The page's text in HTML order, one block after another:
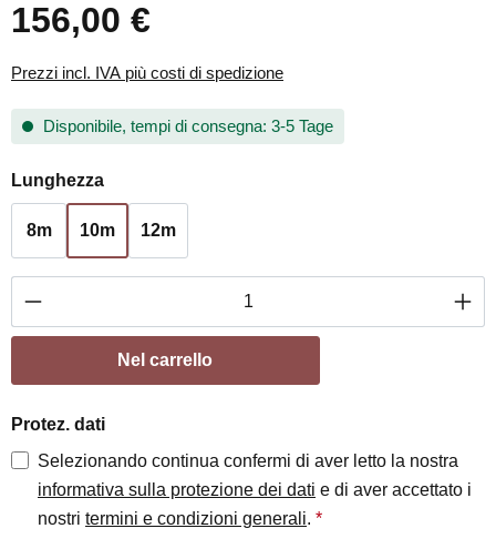
156,00 €
Prezzi incl. IVA più costi di spedizione
Disponibile, tempi di consegna: 3-5 Tage
Seleziona
Lunghezza
8m 10m 12m
Quantità del prodotto: inserisci la quantità
Nel carrello
Protez. dati
Selezionando continua confermi di aver letto la nostra
informativa sulla protezione dei dati e di aver accettato i
nostri termini e condizioni generali. *